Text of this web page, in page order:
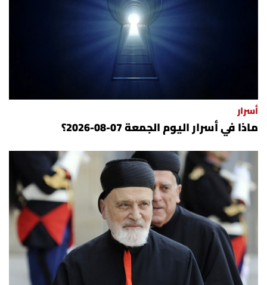
Digital solutions by
أسرار
ماذا في أسرار اليوم الجمعة 07-08-2026؟